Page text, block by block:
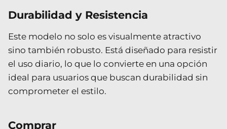
Durabilidad y Resistencia
Este modelo no solo es visualmente atractivo
sino también robusto. Está diseñado para resistir
el uso diario, lo que lo convierte en una opción
ideal para usuarios que buscan durabilidad sin
comprometer el estilo.
Comprar